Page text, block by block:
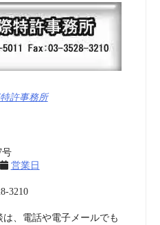
許事務所
号
営業日
3210
、電話や電子メールでも